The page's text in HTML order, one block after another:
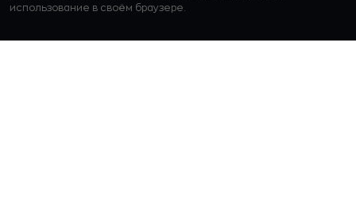
использование в своём браузере.